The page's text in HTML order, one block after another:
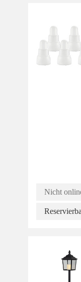
Nicht